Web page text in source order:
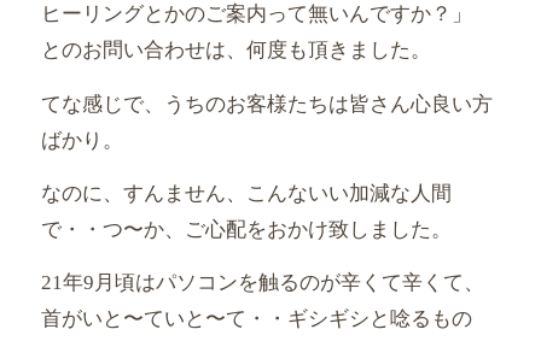
ヒーリングとかのご案内って無いんですか？」
とのお問い合わせは、何度も頂きました。
てな感じで、うちのお客様たちは皆さん心良い方
ばかり。
なのに、すんません、こんないい加減な人間
で・・つ〜か、
ご心配をおかけ致しました。
21年9月頃はパソコンを触るのが辛くて辛くて、
首がいと〜ていと〜て・・ギシギシと唸るもの